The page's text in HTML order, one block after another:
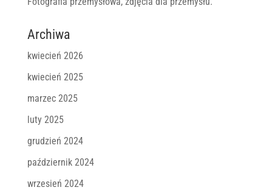
Archiwa
kwiecień 2026
kwiecień 2025
marzec 2025
luty 2025
grudzień 2024
październik 2024
wrzesień 2024